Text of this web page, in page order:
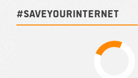
#SAVEYOURINTERNET